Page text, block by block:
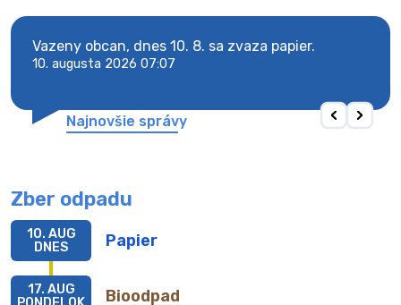
Vazeny obcan, dnes 10. 8. sa zvaza papier.
10. augusta 2026 07:07
Najnovšie správy
Zber odpadu
Papier
10. AUG
DNES
Bioodpad
17. AUG